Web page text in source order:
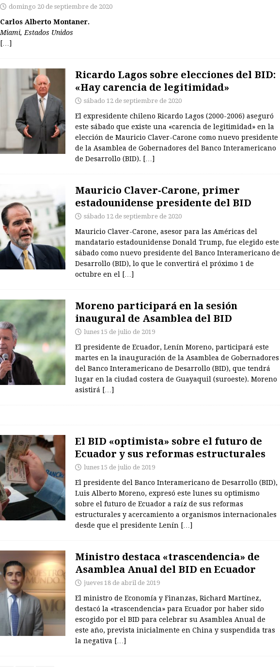
domingo 20 de septiembre de 2020
Carlos Alberto Montaner.
Miami, Estados Unidos
[…]
Ricardo Lagos sobre elecciones del BID:
«Hay carencia de legitimidad»
sábado 12 de septiembre de 2020
El expresidente chileno Ricardo Lagos (2000-2006) aseguró
este sábado que existe una «carencia de legitimidad» en la
elección de Mauricio Claver-Carone como nuevo presidente
de la Asamblea de Gobernadores del Banco Interamericano
de Desarrollo (BID). […]
Mauricio Claver-Carone, primer
estadounidense presidente del BID
sábado 12 de septiembre de 2020
Mauricio Claver-Carone, asesor para las Américas del
mandatario estadounidense Donald Trump, fue elegido este
sábado como nuevo presidente del Banco Interamericano de
Desarrollo (BID), lo que le convertirá el próximo 1 de
octubre en el
[…]
Moreno participará en la sesión
inaugural de Asamblea del BID
lunes 15 de julio de 2019
El presidente de Ecuador, Lenín Moreno, participará este
martes en la inauguración de la Asamblea de Gobernadores
del Banco Interamericano de Desarrollo (BID), que tendrá
lugar en la ciudad costera de Guayaquil (suroeste). Moreno
asistirá […]
El BID «optimista» sobre el futuro de
Ecuador y sus reformas estructurales
lunes 15 de julio de 2019
El presidente del Banco Interamericano de Desarrollo (BID),
Luis Alberto Moreno, expresó este lunes su optimismo
sobre el futuro de Ecuador a raíz de sus reformas
estructurales y acercamiento a organismos internacionales
desde que el presidente Lenín […]
Ministro destaca «trascendencia» de
Asamblea Anual del BID en Ecuador
jueves 18 de abril de 2019
El ministro de Economía y Finanzas, Richard Martínez,
destacó la «trascendencia» para Ecuador por haber sido
escogido por el BID para celebrar su Asamblea Anual de
este año, prevista inicialmente en China y suspendida tras
la negativa […]